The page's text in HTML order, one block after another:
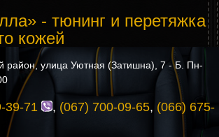
- тюнинг и перетяжка
кожей
район, улица Уютная (Затишна), 7 - Б. Пн-
39-71 , (067) 700-09-65, (066) 675-